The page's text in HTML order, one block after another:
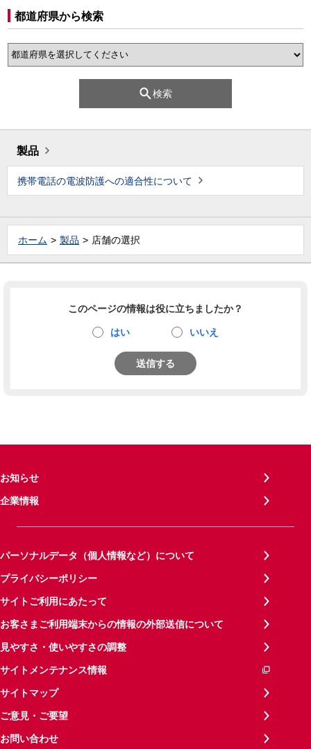
都道府県から検索
検索
製品
携帯電話の電波防護への適合性について
ホーム 製品 店舗の選択
このページの情報は役に立ちましたか？
はい いいえ
送信する
お知らせ
企業情報
パーソナルデータ（個人情報など）について
プライバシーポリシー
サイトご利用にあたって
お客さまご利用端末からの情報の外部送信について
見やすさ・使いやすさの調整
サイトメンテナンス情報
サイトマップ
ご意見・ご要望
お問い合わせ